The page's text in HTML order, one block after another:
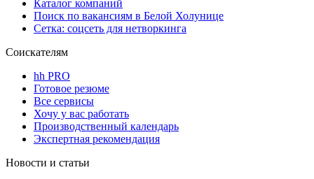
Каталог компаний
Поиск по вакансиям в Белой Холунице
Сетка: соцсеть для нетворкинга
Соискателям
hh PRO
Готовое резюме
Все сервисы
Хочу у вас работать
Производственный календарь
Экспертная рекомендация
Новости и статьи